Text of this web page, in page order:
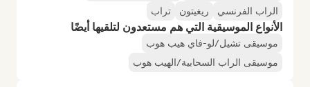
الراب الفرنسي
ريغيتون تراب
الأنواع الموسيقية التي هم مستعدون لتلقيها أيضًا
موسيقى تشيل/لو-فاي هيب هوب
موسيقى الراب السحابية/الهيب هوب